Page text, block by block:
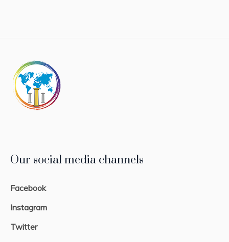
Our social media channels
Facebook
Instagram
Twitter